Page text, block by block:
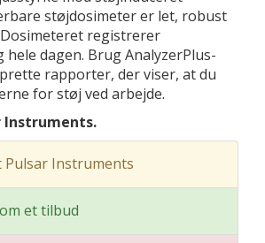
støjdosimeter er let, robust
registrerer
dagen. Brug AnalyzerPlus-
rapporter, der viser, at du
for støj ved arbejde.
Instruments.
Pulsar Instruments
et tilbud